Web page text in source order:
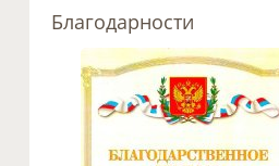
Благодарности